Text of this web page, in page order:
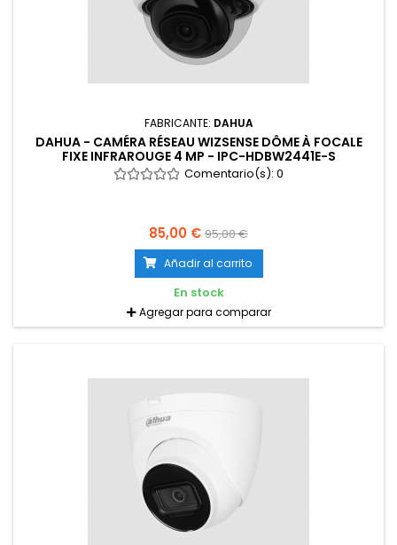
FABRICANTE: DAHUA
DAHUA - CAMÉRA RÉSEAU WIZSENSE DÔME À FOCALE
FIXE INFRAROUGE 4 MP - IPC-HDBW2441E-S
Comentario(s): 0
85,00 € 95,00 €
Añadir al carrito
En stock
Agregar para comparar